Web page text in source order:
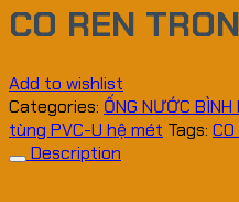
CO REN
Add to wishlist
Categories: ỐNG NƯỚC BÌNH
tùng PVC-U hệ mét Tags: CO
Description